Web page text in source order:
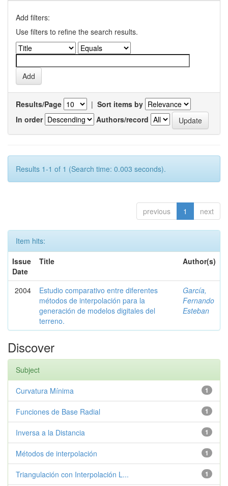
Add filters:
Use filters to refine the search results.
Results/Page | Sort items by
In order
Authors/record
Results 1-1 of 1 (Search time: 0.003 seconds).
previous 1 next
Item hits:
Issue
Date
Title Author(s)
2004
Estudio comparativo entre diferentes
métodos de interpolación para la
generación de modelos digitales del
terreno.
García,
Fernando
Esteban
Discover
Subject
1
Curvatura Mínima
1
Funciones de Base Radial
1
Inversa a la Distancia
1
Métodos de interpolación
1
Triangulación con Interpolación L...